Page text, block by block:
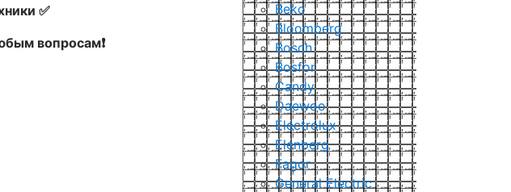
✅
вопросам❗
Beko
Bloomberg
Bosch
Bosfor
Candy
Daewoo
Electrolux
Elenberg
Fagor
General Electric